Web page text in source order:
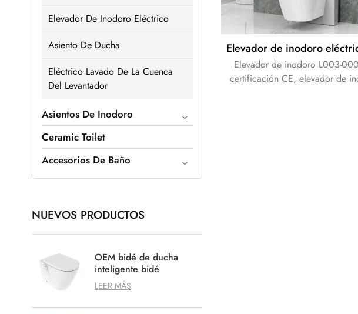
Elevador De Inodoro Eléctrico
Asiento De Ducha
Eléctrico Lavado De La Cuenca
Del Levantador
Asientos De Inodoro
Ceramic Toilet
Accesorios De Baño
NUEVOS PRODUCTOS
OEM bidé de ducha
inteligente bidé
electrónico montado en
el suelo
LEER MÁS
Elevador de inodoro L003-
certificación CE, elevador de